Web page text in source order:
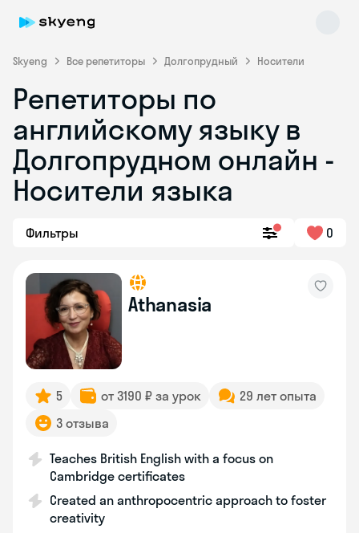
Skyeng Все репетиторы Долгопрудный Носители
Репетиторы по
английскому языку в
Долгопрудном онлайн -
Носители языка
Фильтры 0
Athanasia
5 от 3190 ₽ за урок
29 лет опыта
3 отзыва
Teaches British English with a focus on
Cambridge certificates
Created an anthropocentric approach to foster
creativity